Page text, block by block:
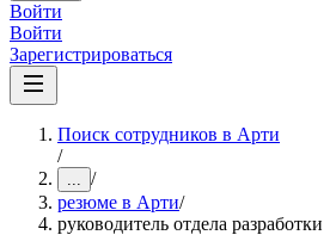
Войти
Войти
Зарегистрироваться
Поиск сотрудников в Арти
/
... /
резюме в Арти/
руководитель отдела разработки